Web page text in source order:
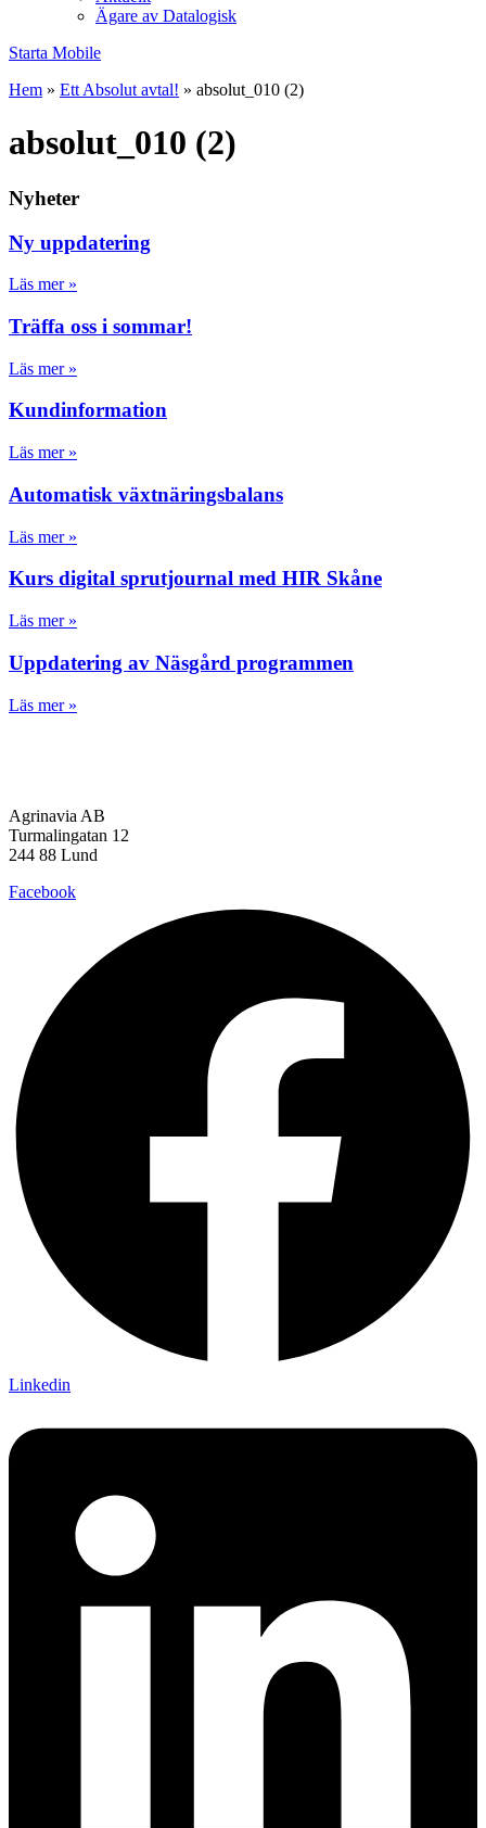
Ägare av Datalogisk
Starta Mobile
Hem » Ett Absolut avtal! » absolut_010 (2)
absolut_010 (2)
Nyheter
Ny uppdatering
Läs mer »
Träffa oss i sommar!
Läs mer »
Kundinformation
Läs mer »
Automatisk växtnäringsbalans
Läs mer »
Kurs digital sprutjournal med HIR Skåne
Läs mer »
Uppdatering av Näsgård programmen
Läs mer »
Agrinavia AB
Turmalingatan 12
244 88 Lund
Facebook
Linkedin